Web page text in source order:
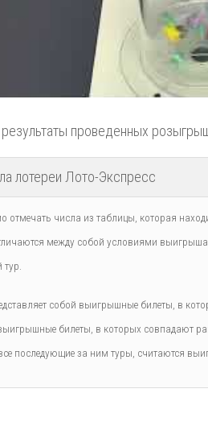
проведенных
лотереи Лото-Экспресс
отмечать числа из таблицы, которая
между собой условиями
собой выигрышные билеты, в
билеты, в которых совпадают
все последующие за ним туры, считаются